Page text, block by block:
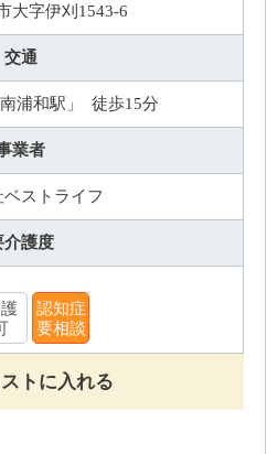
大字伊刈1543-6
交通
浦和駅」 徒歩15分
業者
ストライフ
介護度
認知症
要相談
トに入れる